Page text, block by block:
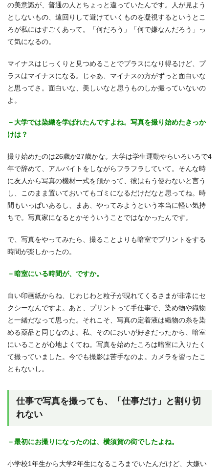
の美意識が、普通の人とちょっと違っていたんです。人が見よう
としないもの、遠回りして避けていくものを凝視するというとこ
ろが私にはすごくあって。「何だろう」「何で嫌なんだろう」っ
て気になるの。
マイナスはじっくりと見つめることでプラスになり得るけど、プ
ラスはマイナスになる。じゃあ、マイナスの方がずっと面白いな
と思ってさ。面白いな、美しいなと思うものしか撮っていないの
よ。
－大学では染織を学ばれたんですよね。写真を撮り始めたきっか
けは？
撮り始めたのは26歳か27歳かな。大学は学生運動やらいろいろで4
年で辞めて、アルバイトをしながらフラフラしていて。そんな時
に友人から写真の機材一式を預かって、彼はもう使わないと言う
し、このまま置いておいてもゴミになるだけだなと思ってね。時
間もいっぱいあるし、まあ、やってみようという本当に軽い気持
ちで。写真家になるとかそういうことではなかったんです。
で、写真をやってみたら、撮ることよりも暗室でプリントをする
時間が楽しかったの。
－暗室にいる時間が、ですか。
白い印画紙からね、じわじわと粒子が現れてくるさまが非常にセ
クシーなんですよ。あと、プリントって手仕事で、染め物や織物
と一緒だなって思った。それこそ、写真の定着液は織物の糸を染
める薬品と同じなのよ。私、そのにおいが好きだったから、暗室
にいることが心地よくてね。写真を始めたころは暗室に入りたく
て撮っていました。今でも撮影は苦手なのよ。カメラを習ったこ
ともないし。
仕事で写真を撮っても、「仕事だけ」と割り切
れない
－最初にお撮りになったのは、横須賀の街でしたよね。
小学校1年生から大学2年生になるころまでいたんだけど、大嫌い